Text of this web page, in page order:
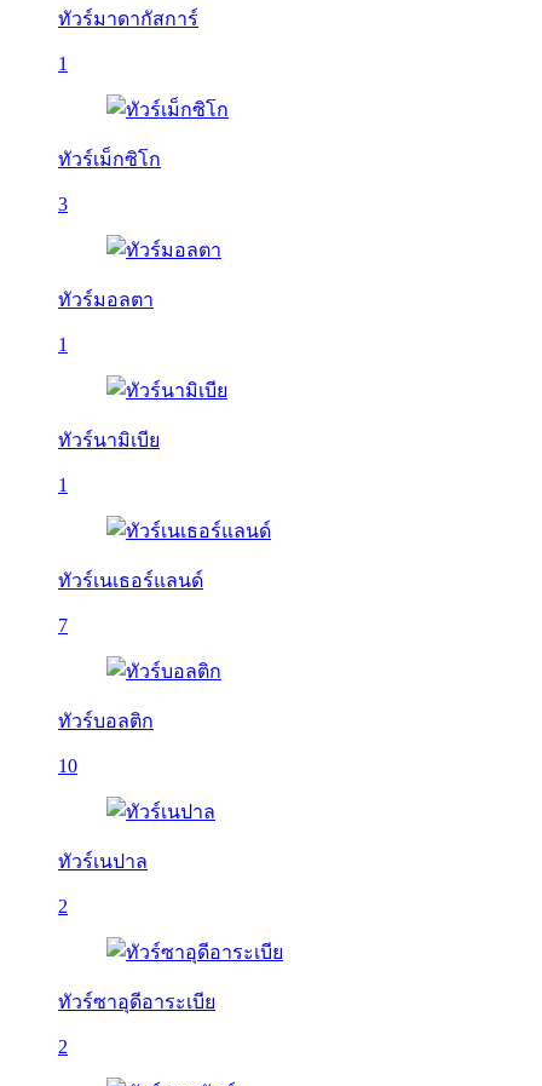
ทัวร์มาดากัสการ์
1
ทัวร์เม็กซิโก
3
ทัวร์มอลตา
1
ทัวร์นามิเบีย
1
ทัวร์เนเธอร์แลนด์
7
ทัวร์บอลติก
10
ทัวร์เนปาล
2
ทัวร์ซาอุดีอาระเบีย
2